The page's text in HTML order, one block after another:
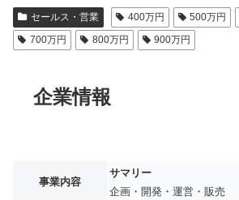
セールス・営業 400万円 500万円
700万円
800万円 900万円
企業情報
事業内容
サマリー
企画・開発・運営・販売